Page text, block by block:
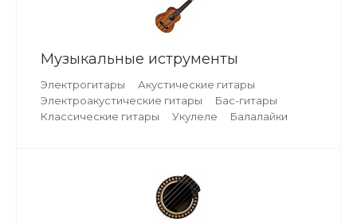
Музыкальные иструменты
Электрогитары
Акустические гитары
Электроакустические гитары
Бас-гитары
Классические гитары
Укулеле Балалайки